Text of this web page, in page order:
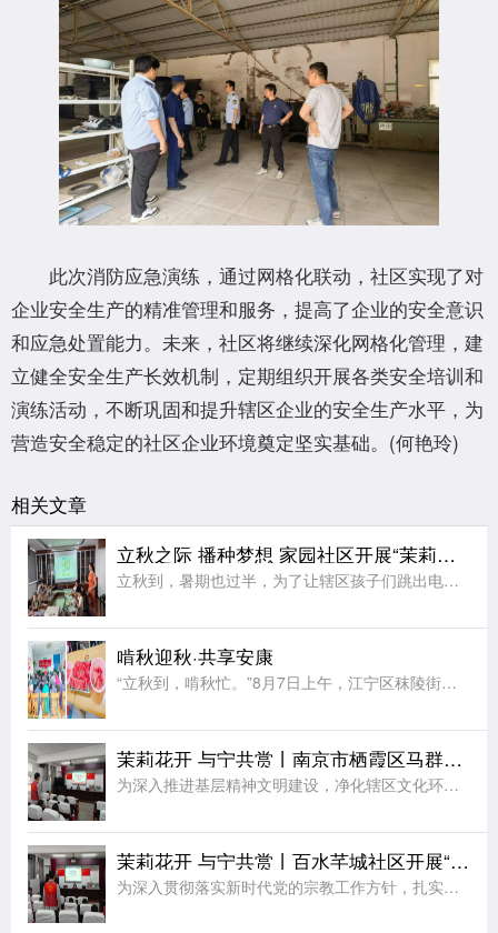
此次消防应急演练，通过网格化联动，社区实现了对
企业安全生产的精准管理和服务，提高了企业的安全意识
和应急处置能力。未来，社区将继续深化网格化管理，建
立健全安全生产长效机制，定期组织开展各类安全培训和
演练活动，不断巩固和提升辖区企业的安全生产水平，为
营造安全稳定的社区企业环境奠定坚实基础。(何艳玲)
相关文章
立秋之际 播种梦想 家园社区开展“茉莉花开”七彩夏日节气亲子活动
立秋到，暑期也过半，为了让辖区孩子们跳出电子屏幕、沉浸式感受传统节气文化的独特魅力，同时绷紧暑期安全防护弦，在亲子协作中收获充实又安心的暑期记忆，近日，江宁区秣陵街道家园社区在三楼活动空间顺利开展“立
啃秋迎秋·共享安康
“立秋到，啃秋忙。”8月7日上午，江宁区秣陵街道火炬村开展了“啃秋迎秋·共享安康”为主题的立秋敬老活动。活动室里瓜香四溢、笑声阵阵。桌上摆满了红瓤西瓜，老人围坐一堂，一边品尝着清甜的“啃秋”瓜，一边聊
茉莉花开 与宁共赏丨南京市栖霞区马群街道百水芊城社区开展“扫黄打非树新风 全民阅读沐书香”全民阅读活动
为深入推进基层精神文明建设，净化辖区文化环境，培育全民阅读新风尚，筑牢社区思想文化安全防线，8月6日，栖霞区马群街道百水芊城社区党委依托社区新时代文明实践站组织全体社区工作人员，开展“扫黄打非树新风
茉莉花开 与宁共赏丨百水芊城社区开展“依法规范宗教工作 携手共建和谐家园”宣传活动
为深入贯彻落实新时代党的宗教工作方针，扎实推进宗教工作法治化、规范化建设，切实筑牢基层治理安全防线，营造文明和谐、团结稳定的社区氛围，8月6日，栖霞区马群街道百水芊城社区党委依托社区新时代文明实践站精